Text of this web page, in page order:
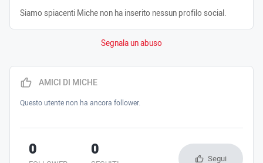
Siamo spiacenti Miche non ha inserito nessun profilo social.
Segnala un abuso
AMICI DI MICHE
Questo utente non ha ancora follower.
0 0 Segui